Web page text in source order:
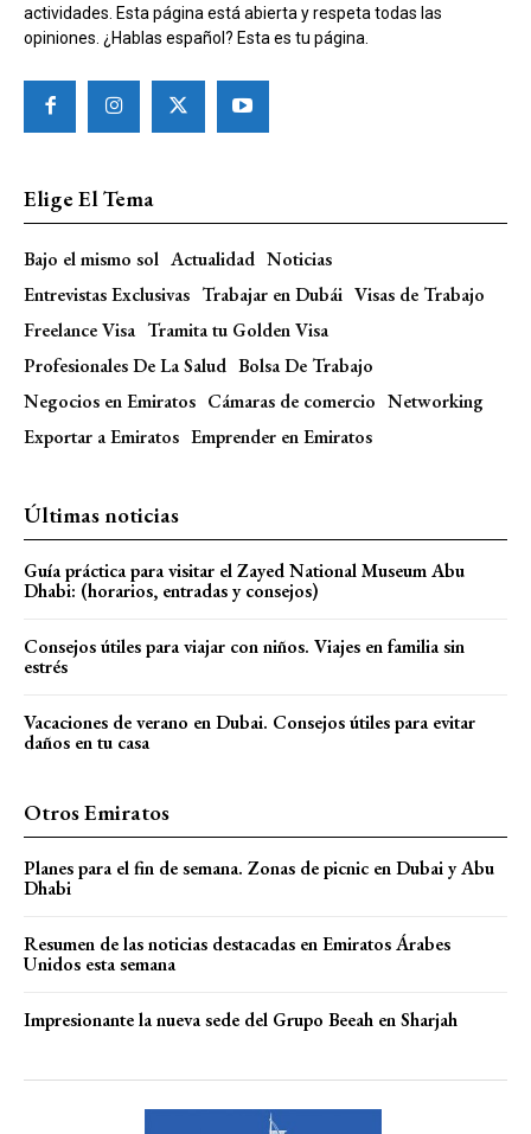
actividades. Esta página está abierta y respeta todas las
opiniones. ¿Hablas español? Esta es tu página.
Elige El Tema
Bajo el mismo sol Actualidad Noticias
Entrevistas Exclusivas Trabajar en Dubái Visas de Trabajo
Freelance Visa Tramita tu Golden Visa
Profesionales De La Salud Bolsa De Trabajo
Negocios en Emiratos Cámaras de comercio Networking
Exportar a Emiratos Emprender en Emiratos
Últimas noticias
Guía práctica para visitar el Zayed National Museum Abu
Dhabi: (horarios, entradas y consejos)
Consejos útiles para viajar con niños. Viajes en familia sin
estrés
Vacaciones de verano en Dubai. Consejos útiles para evitar
daños en tu casa
Otros Emiratos
Planes para el fin de semana. Zonas de picnic en Dubai y Abu
Dhabi
Resumen de las noticias destacadas en Emiratos Árabes
Unidos esta semana
Impresionante la nueva sede del Grupo Beeah en Sharjah